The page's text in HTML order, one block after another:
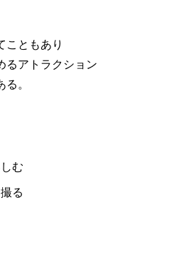
こともあり
るアトラクション
。
む
る